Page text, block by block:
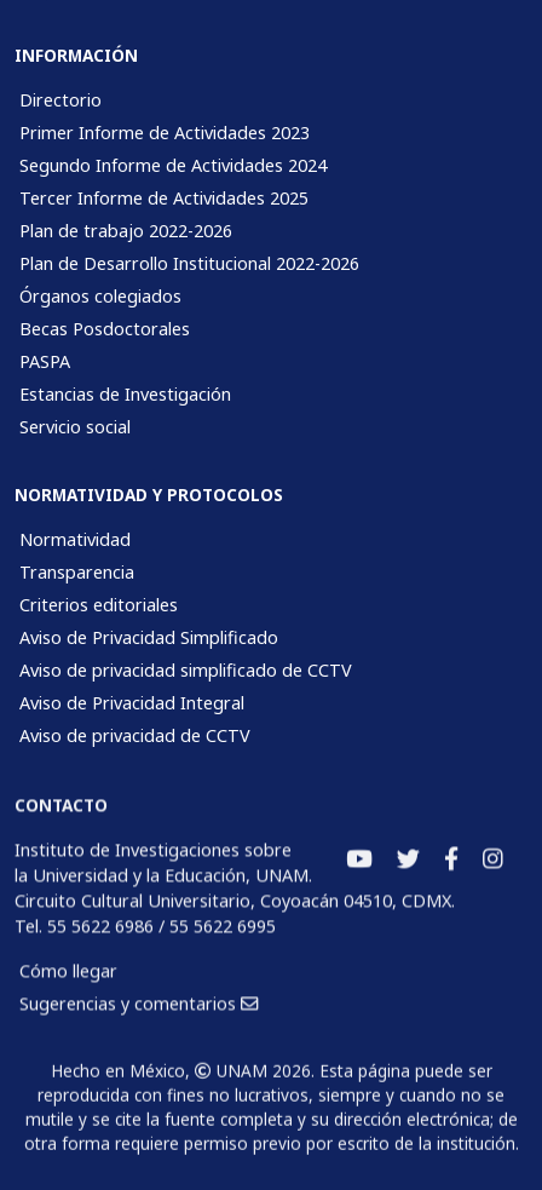
INFORMACIÓN
Directorio
Primer Informe de Actividades 2023
Segundo Informe de Actividades 2024
Tercer Informe de Actividades 2025
Plan de trabajo 2022-2026
Plan de Desarrollo Institucional 2022-2026
Órganos colegiados
Becas Posdoctorales
PASPA
Estancias de Investigación
Servicio social
NORMATIVIDAD Y PROTOCOLOS
Normatividad
Transparencia
Criterios editoriales
Aviso de Privacidad Simplificado
Aviso de privacidad simplificado de CCTV
Aviso de Privacidad Integral
Aviso de privacidad de CCTV
CONTACTO
Instituto de Investigaciones sobre
la Universidad y la Educación, UNAM.
Circuito Cultural Universitario, Coyoacán 04510, CDMX.
Tel. 55 5622 6986 / 55 5622 6995
Cómo llegar
Sugerencias y comentarios
Hecho en México,
UNAM 2026. Esta página puede ser
reproducida con fines no lucrativos, siempre y cuando no se
mutile y se cite la fuente completa y su dirección electrónica; de
otra forma requiere permiso previo por escrito de la institución.